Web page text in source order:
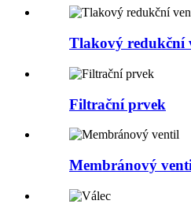
Tlakový redukční
Filtrační prvek
Membránový